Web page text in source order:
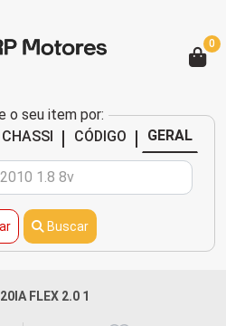
o seu item por:
CHASSI | CÓDIGO | GERAL
Buscar
0
FLEX 2.0 1